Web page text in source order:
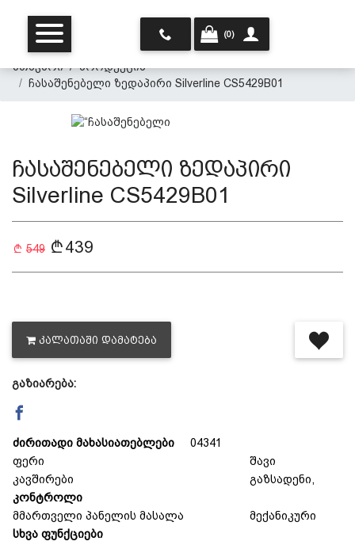
მთავარი
ჩვენ შესახებ
პერსონალურ მონაცემთა
დაცვის პოლიტიკა
მიწოდების პირობები
საკონტაქტო ინფორმაცია
წესები და პირობები
(0)
მთავარი
პროდუქცია
ჩასაშენებელი ზედაპირი Silverline CS5429B01
ჩასაშენებელი ზედაპირი
Silverline CS5429B01
549 439
ᲙᲐᲚᲐᲗᲐᲨᲘ ᲓᲐᲛᲐᲢᲔᲑᲐ
გაზიარება:
ძირითადი მახასიათებლები 04341
ფერი
შავი
კავშირები
გაზსადენი,
კონტროლი
მმართველი პანელის მასალა
მექანიკური
სხვა ფუნქციები